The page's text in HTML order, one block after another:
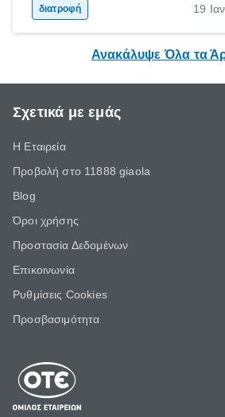
δημητριακά ολικής άλεσης, άφθονο
και ένας ημερήσιος περίπατος 20
διατροφή 19
Ανακάλυψε Όλα τα
Σχετικά με εμάς
Η Εταιρεία
Προβολή στο 11888 giaola
Blog
Όροι χρήσης
Προστασία Δεδομένων
Επικοινωνία
Ρυθμίσεις Cookies
Προσβασιμότητα